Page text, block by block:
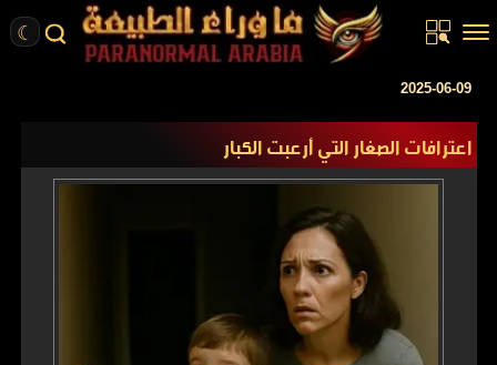
☾
الرئيسية
قصص واقعية
2025-06-09
اعترافات الصغار التي أرعبت الكبار